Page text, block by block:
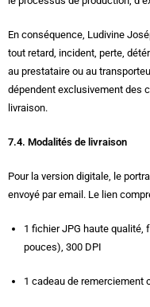
En conséquence, Ludivine
tout retard, incident, perte,
au prestataire ou au
dépendent exclusivement des
livraison.
7.4. Modalités de livraison
Pour la version digitale, le
envoyé par email. Le lien
1 fichier JPG haute qualité,
pouces), 300 DPI
1 cadeau de remerciement